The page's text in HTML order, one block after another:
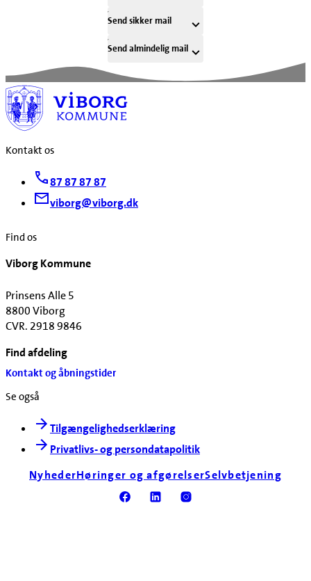
Send sikker mail
Send almindelig mail
Kontakt os
87 87 87 87
viborg@viborg.dk
Find os
Viborg Kommune
Prinsens Alle 5
8800 Viborg
CVR. 2918 9846
Find afdeling
Kontakt og åbningstider
Se også
Tilgængelighedserklæring
Privatlivs- og persondatapolitik
NyhederHøringer og afgørelserSelvbetjening